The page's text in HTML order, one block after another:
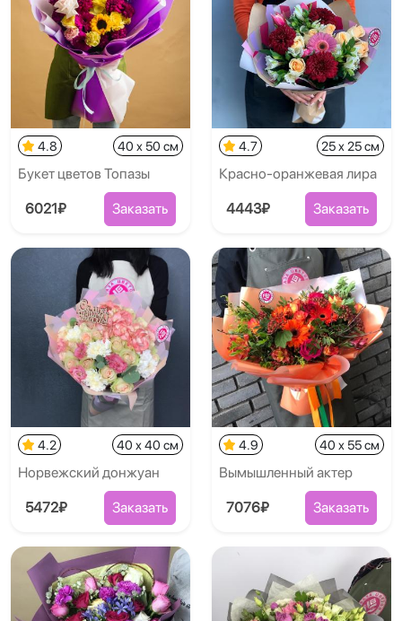
4.8 40 x 50 см
Букет цветов Топазы
6021₽ Заказать
4.7 25 x 25 см
Красно-оранжевая лира
4443₽ Заказать
4.2 40 x 40 см
Норвежский донжуан
5472₽ Заказать
4.9 40 x 55 см
Вымышленный актер
7076₽ Заказать